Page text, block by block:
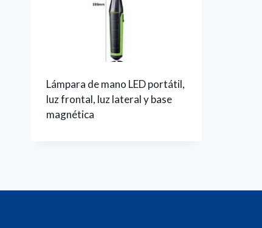
Lámpara de mano LED portátil,
luz frontal, luz lateral y base
magnética